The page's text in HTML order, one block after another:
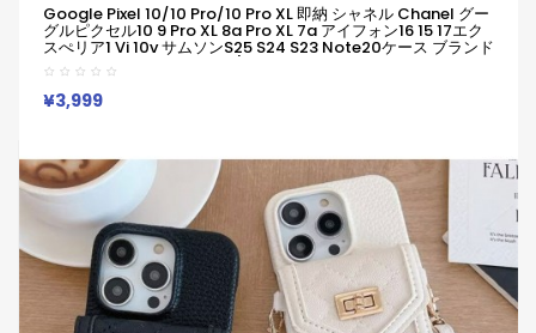
Google Pixel 10/10 Pro/10 Pro XL 即納 シャネル Chanel グー
グルピクセル10 9 Pro XL 8a Pro XL 7a アイフォン16 15 17エク
スぺリア1 Vi 10v サムソンs25 S24 S23 Note20ケース ブランド
Galaxy A55 A54 A56 S25/S24 Ultraケースシャネル Chanel
ピクセル 8a Pro 7a 6/7/6a/9a 10ブランドケース
¥3,999